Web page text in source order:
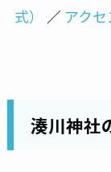
式）
／ アクセ
湊川神社